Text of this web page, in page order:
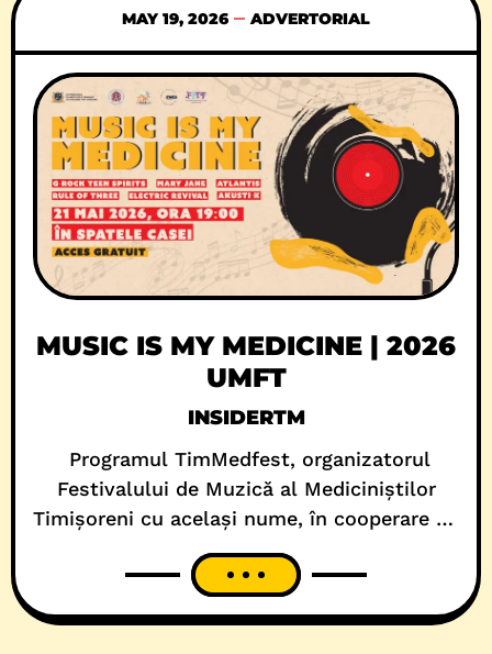
MAY 19, 2026 ADVERTORIAL
MUSIC IS MY MEDICINE | 2026
UMFT
INSIDERTM
Programul TimMedfest, organizatorul
Festivalului de Muzică al Mediciniștilor
Timișoreni cu același nume, în cooperare cu
Universitatea de Medicină și Farmacie
Victor Babeș, Fundația Universității de